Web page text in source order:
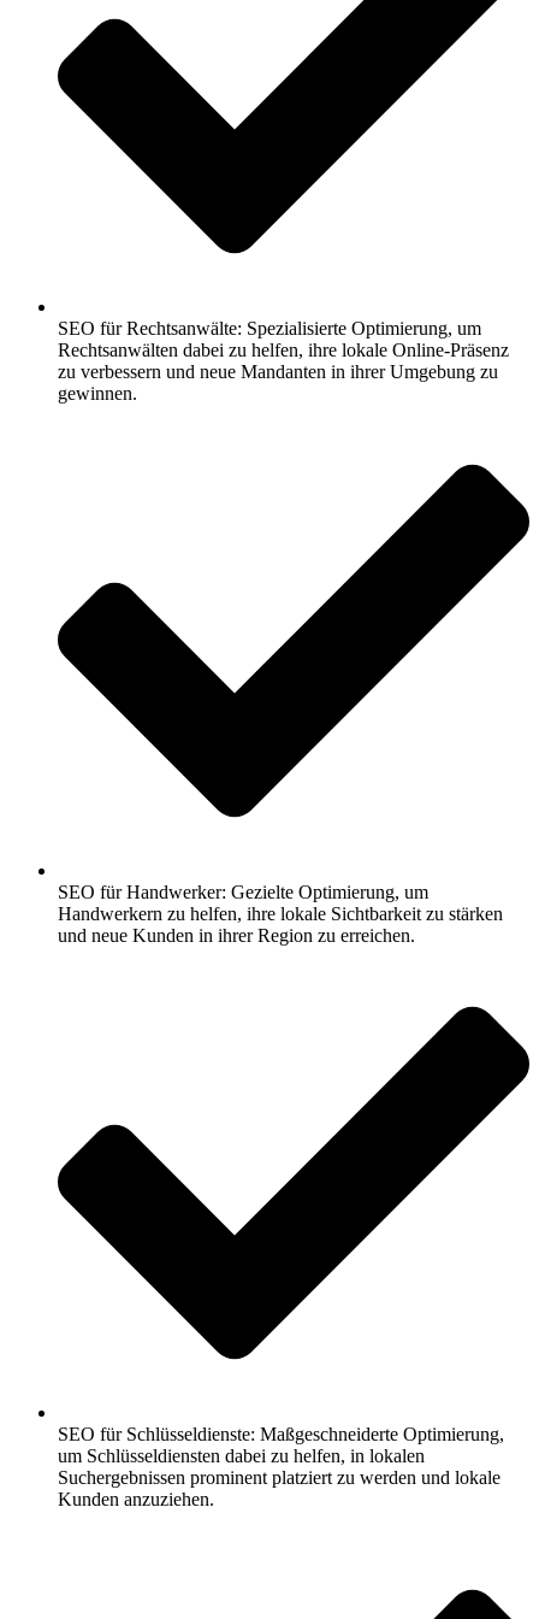
SEO für Rechtsanwälte: Spezialisierte Optimierung, um
Rechtsanwälten dabei zu helfen, ihre lokale Online-Präsenz
zu verbessern und neue Mandanten in ihrer Umgebung zu
gewinnen.
SEO für Handwerker: Gezielte Optimierung, um
Handwerkern zu helfen, ihre lokale Sichtbarkeit zu stärken
und neue Kunden in ihrer Region zu erreichen.
SEO für Schlüsseldienste: Maßgeschneiderte Optimierung,
um Schlüsseldiensten dabei zu helfen, in lokalen
Suchergebnissen prominent platziert zu werden und lokale
Kunden anzuziehen.